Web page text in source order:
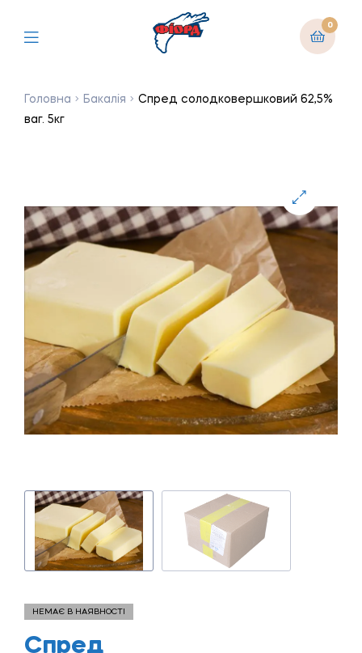
0
Головна Бакалія
Спред солодковершковий 62,5%
ваг. 5кг
🔍
НЕМАЄ В НАЯВНОСТІ
Спред